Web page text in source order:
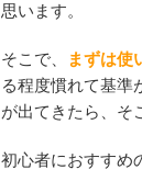
思います。
そこで、 まずは使
る程度慣れて基準
が出てきたら、そ
初心者におすすめ